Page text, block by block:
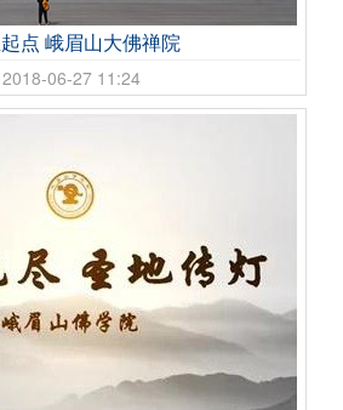
点 峨眉山大佛禅院
2018-06-27 11:24